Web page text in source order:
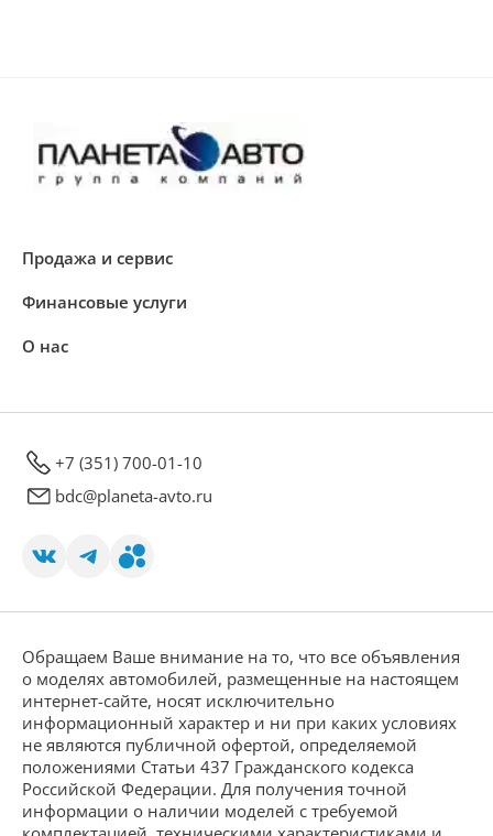
+7 (351) 700-01-10
bdc@planeta-avto.ru
Продажа и сервис
Финансовые услуги
О нас
Обращаем Ваше внимание на то, что все объявления
о моделях автомобилей, размещенные на настоящем
интернет-сайте, носят исключительно
информационный характер и ни при каких условиях
не являются публичной офертой, определяемой
положениями Статьи 437 Гражданского кодекса
Российской Федерации. Для получения точной
информации о наличии моделей с требуемой